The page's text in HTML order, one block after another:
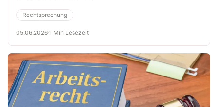
Rechtsprechung
05.06.2026·1 Min Lesezeit